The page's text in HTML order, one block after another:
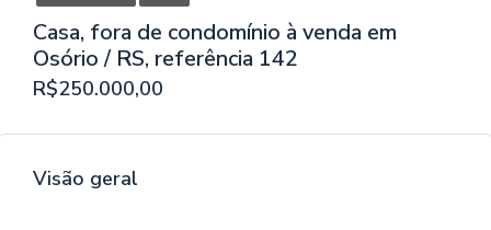
Casa, fora de condomínio à venda em
Osório / RS, referência 142
R$250.000,00
Visão geral